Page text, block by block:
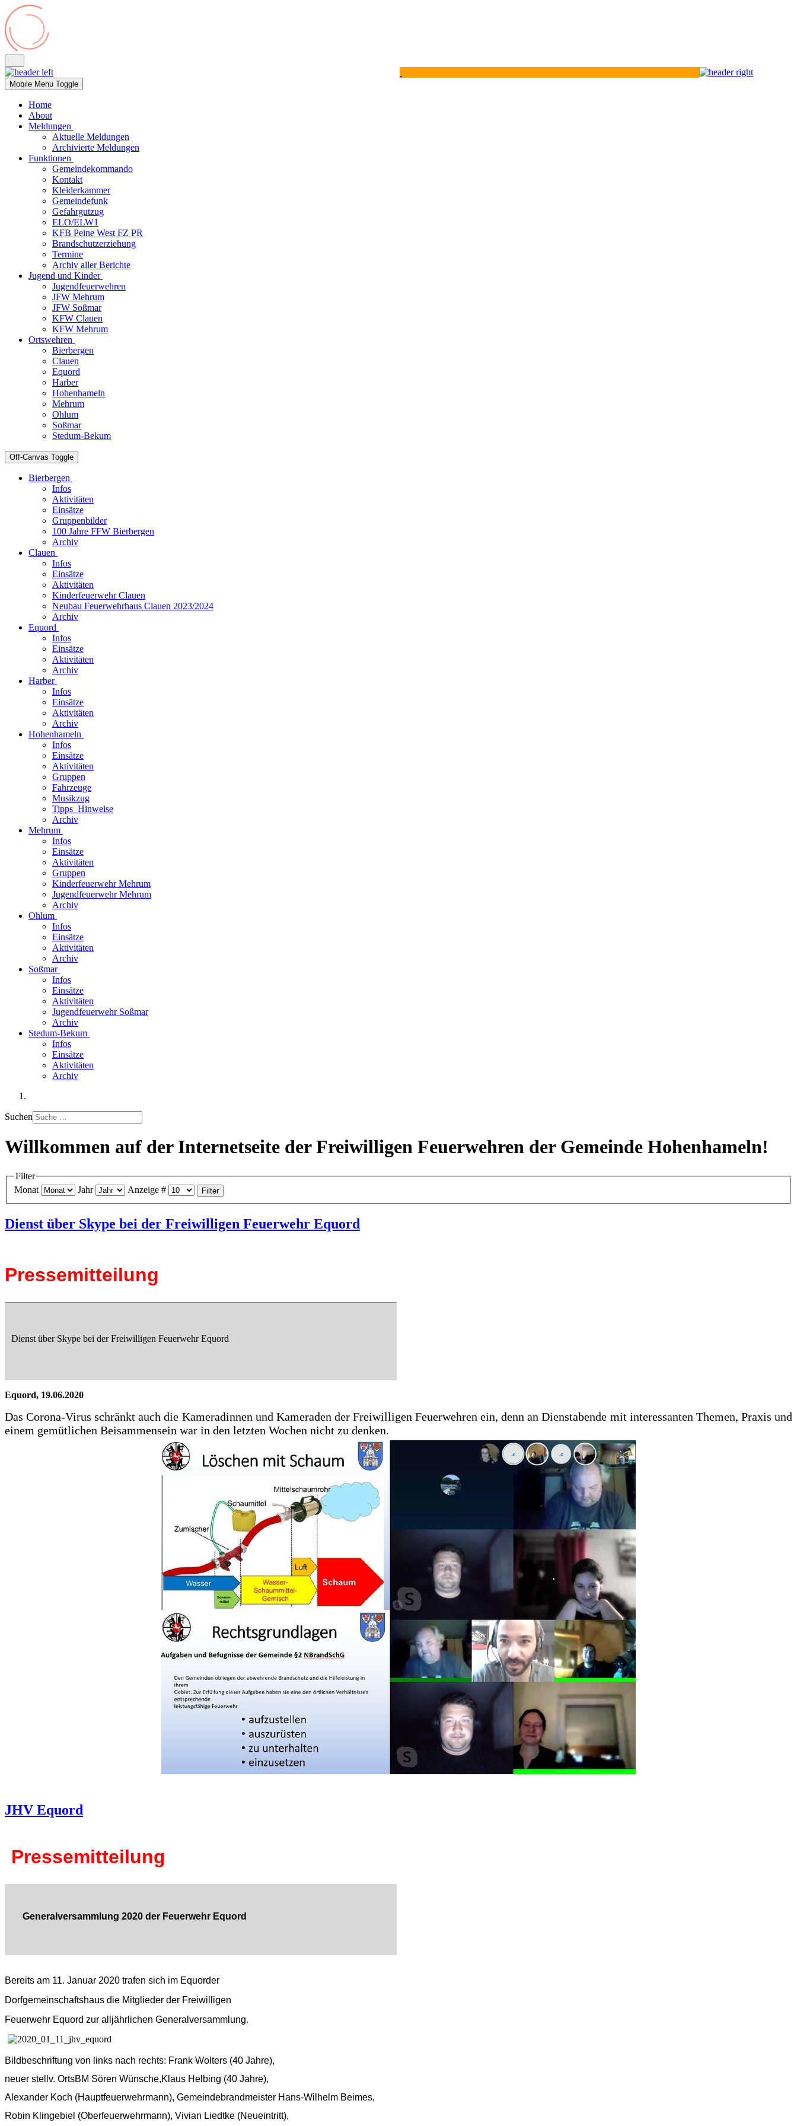
Mobile Menu Toggle
Home
About
Meldungen
Aktuelle Meldungen
Archivierte Meldungen
Funktionen
Gemeindekommando
Kontakt
Kleiderkammer
Gemeindefunk
Gefahrgutzug
ELO/ELW1
KFB Peine West FZ PR
Brandschutzerziehung
Termine
Archiv aller Berichte
Jugend und Kinder
Jugendfeuerwehren
JFW Mehrum
JFW Soßmar
KFW Clauen
KFW Mehrum
Ortswehren
Bierbergen
Clauen
Equord
Harber
Hohenhameln
Mehrum
Ohlum
Soßmar
Stedum-Bekum
Off-Canvas Toggle
Bierbergen
Infos
Aktivitäten
Einsätze
Gruppenbilder
100 Jahre FFW Bierbergen
Archiv
Clauen
Infos
Einsätze
Aktivitäten
Kinderfeuerwehr Clauen
Neubau Feuerwehrhaus Clauen 2023/2024
Archiv
Equord
Infos
Einsätze
Aktivitäten
Archiv
Harber
Infos
Einsätze
Aktivitäten
Archiv
Hohenhameln
Infos
Einsätze
Aktivitäten
Gruppen
Fahrzeuge
Musikzug
Tipps_Hinweise
Archiv
Mehrum
Infos
Einsätze
Aktivitäten
Gruppen
Kinderfeuerwehr Mehrum
Jugendfeuerwehr Mehrum
Archiv
Ohlum
Infos
Einsätze
Aktivitäten
Archiv
Soßmar
Infos
Einsätze
Aktivitäten
Jugendfeuerwehr Soßmar
Archiv
Stedum-Bekum
Infos
Einsätze
Aktivitäten
Archiv
Suchen
Willkommen auf der Internetseite der Freiwilligen Feuerwehren der Gemeinde Hohenhameln!
Filter
Monat
Jahr Anzeige # Filter
Dienst über Skype bei der Freiwilligen Feuerwehr Equord
Pressemitteilung
Dienst über Skype bei der Freiwilligen Feuerwehr Equord
Equord, 19.06.2020
Das Corona-Virus schränkt auch die Kameradinnen und Kameraden der Freiwilligen Feuerwehren ein, denn an Dienstabende mit interessanten Themen, Praxis und
einem gemütlichen Beisammensein war in den letzten Wochen nicht zu denken.
JHV Equord
Pressemitteilung
Generalversammlung 2020 der Feuerwehr Equord
Bereits am 11. Januar 2020 trafen sich im Equorder
Dorfgemeinschaftshaus die Mitglieder der Freiwilligen
Feuerwehr Equord zur alljährlichen Generalversammlung.
Bildbeschriftung von links nach rechts: Frank Wolters (40 Jahre),
neuer stellv. OrtsBM Sören Wünsche,Klaus Helbing (40 Jahre),
Alexander Koch (Hauptfeuerwehrmann), Gemeindebrandmeister Hans-Wilhelm Beimes,
Robin Klingebiel (Oberfeuerwehrmann), Vivian Liedtke (Neueintritt),